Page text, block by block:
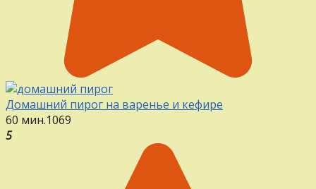
Домашний пирог на варенье и кефире
60 мин.1069
5